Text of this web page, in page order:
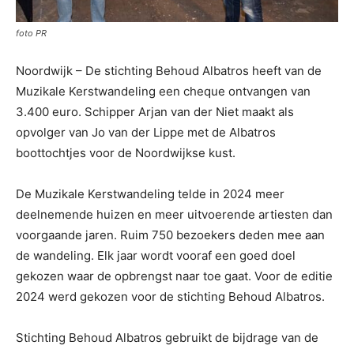
foto PR
Noordwijk – De stichting Behoud Albatros heeft van de
Muzikale Kerstwandeling een cheque ontvangen van
3.400 euro. Schipper Arjan van der Niet maakt als
opvolger van Jo van der Lippe met de Albatros
boottochtjes voor de Noordwijkse kust.
De Muzikale Kerstwandeling telde in 2024 meer
deelnemende huizen en meer uitvoerende artiesten dan
voorgaande jaren. Ruim 750 bezoekers deden mee aan
de wandeling. Elk jaar wordt vooraf een goed doel
gekozen waar de opbrengst naar toe gaat. Voor de editie
2024 werd gekozen voor de stichting Behoud Albatros.
Stichting Behoud Albatros gebruikt de bijdrage van de